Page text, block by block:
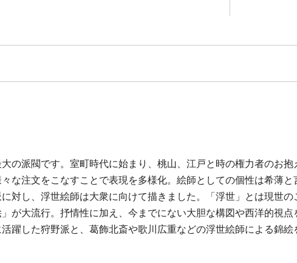
の派閥です。室町時代に始まり、桃山、江戸と時の権力者のお
な注文をこなすことで表現を多様化。絵師としての個性は希薄
対し、浮世絵師は大衆に向けて描きました。「浮世」とは現世
が大流行。抒情性に加え、今までにない大胆な構図や西洋的視
躍した狩野派と、葛飾北斎や歌川広重などの浮世絵師による錦絵